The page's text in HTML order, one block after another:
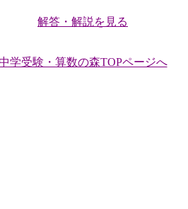
解答・解説を見る
学受験・算数の森TOPページへ